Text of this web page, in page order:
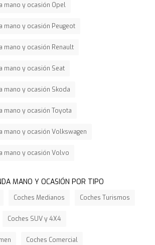
mano y ocasión Opel
mano y ocasión Peugeot
mano y ocasión Renault
mano y ocasión Seat
mano y ocasión Skoda
mano y ocasión Toyota
mano y ocasión Volkswagen
mano y ocasión Volvo
MANO Y OCASIÓN POR TIPO
Coches Medianos Coches Turismos
Coches SUV y 4X4
Coches Comercial